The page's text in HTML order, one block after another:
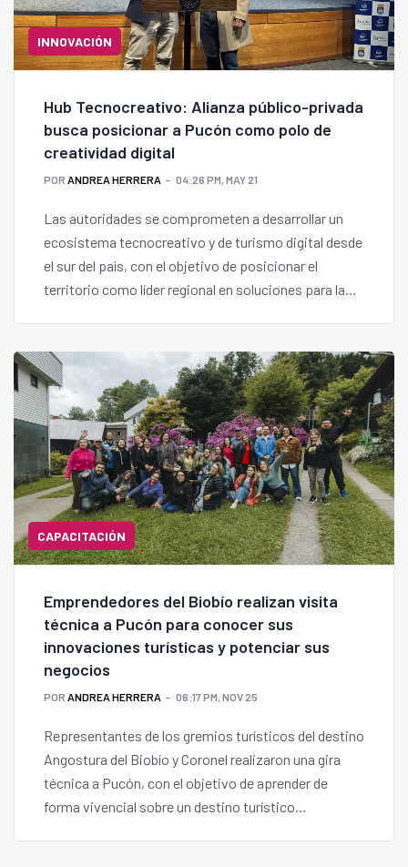
INNOVACIÓN
Hub Tecnocreativo: Alianza público-privada
busca posicionar a Pucón como polo de
creatividad digital
POR ANDREA HERRERA 04:26 PM, MAY 21
Las autoridades se comprometen a desarrollar un
ecosistema tecnocreativo y de turismo digital desde
el sur del país, con el objetivo de posicionar el
territorio como líder regional en soluciones para la
CAPACITACIÓN
Emprendedores del Biobío realizan visita
técnica a Pucón para conocer sus
innovaciones turísticas y potenciar sus
negocios
POR ANDREA HERRERA 06:17 PM, NOV 25
Representantes de los gremios turísticos del destino
Angostura del Biobío y Coronel realizaron una gira
técnica a Pucón, con el objetivo de aprender de
forma vivencial sobre un destino turístico